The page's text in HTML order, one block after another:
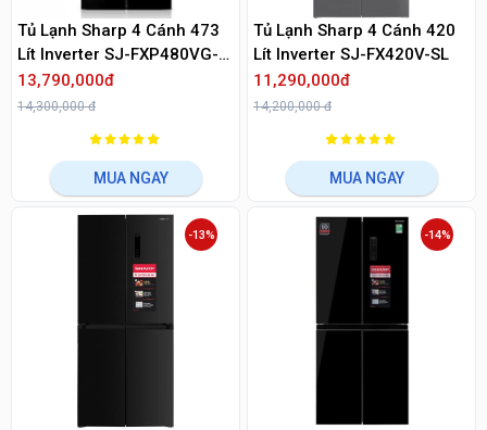
Tủ Lạnh Sharp 4 Cánh 473
Lít Inverter SJ-FXP480VG-
BK
13,790,000đ
14,300,000 đ
MUA NGAY
Tủ Lạnh Sharp 4 Cánh 420
Lít Inverter SJ-FX420V-SL
11,290,000đ
14,200,000 đ
MUA NGAY
-13% -14%